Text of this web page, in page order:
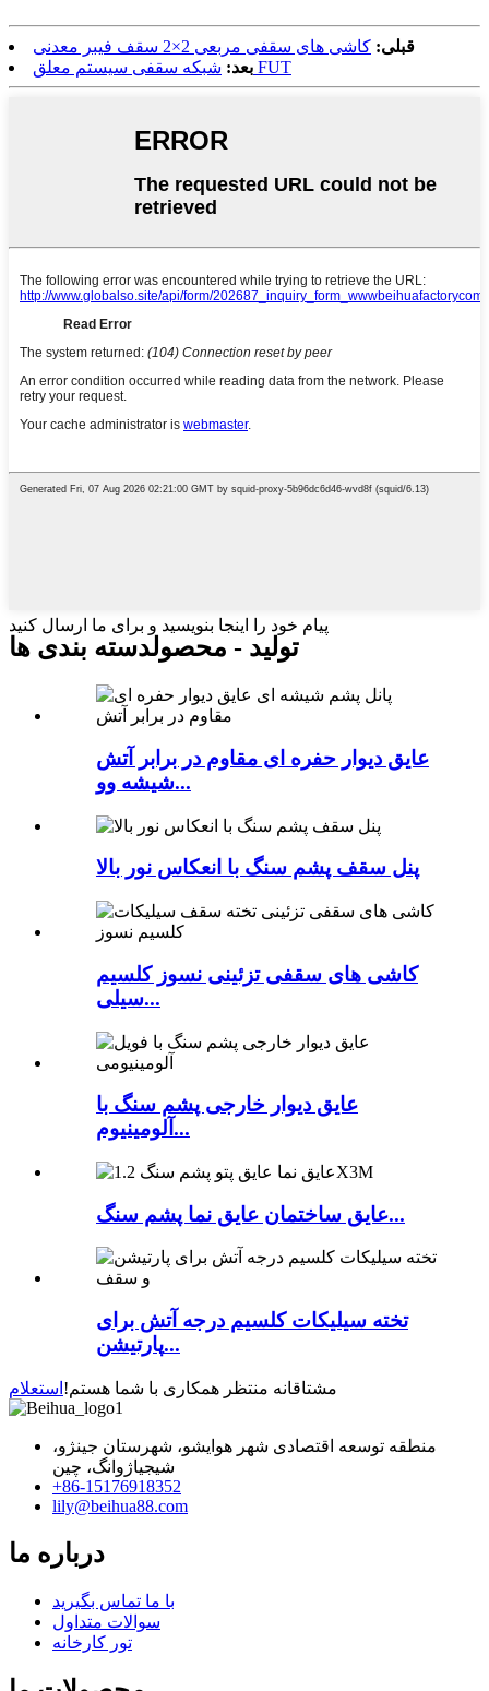
قبلی: کاشی های سقفی مربعی 2×2 سقف فیبر معدنی
بعد: شبکه سقفی سیستم معلق FUT
پیام خود را اینجا بنویسید و برای ما ارسال کنید
تولید - محصولدسته بندی ها
عایق دیوار حفره ای مقاوم در برابر آتش
شیشه وو...
پنل سقف پشم سنگ با انعکاس نور بالا
کاشی های سقفی تزئینی نسوز کلسیم
سیلی...
عایق دیوار خارجی پشم سنگ با
آلومینیوم...
عایق ساختمان عایق نما پشم سنگ...
تخته سیلیکات کلسیم درجه آتش برای
پارتیشن...
مشتاقانه منتظر همکاری با شما هستم! استعلام
منطقه توسعه اقتصادی شهر هوایشو، شهرستان جینژو،
شیجیاژوانگ، چین
+86-15176918352
lily@beihua88.com
درباره ما
با ما تماس بگیرید
سوالات متداول
تور کارخانه